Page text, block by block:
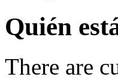
Quién
There are